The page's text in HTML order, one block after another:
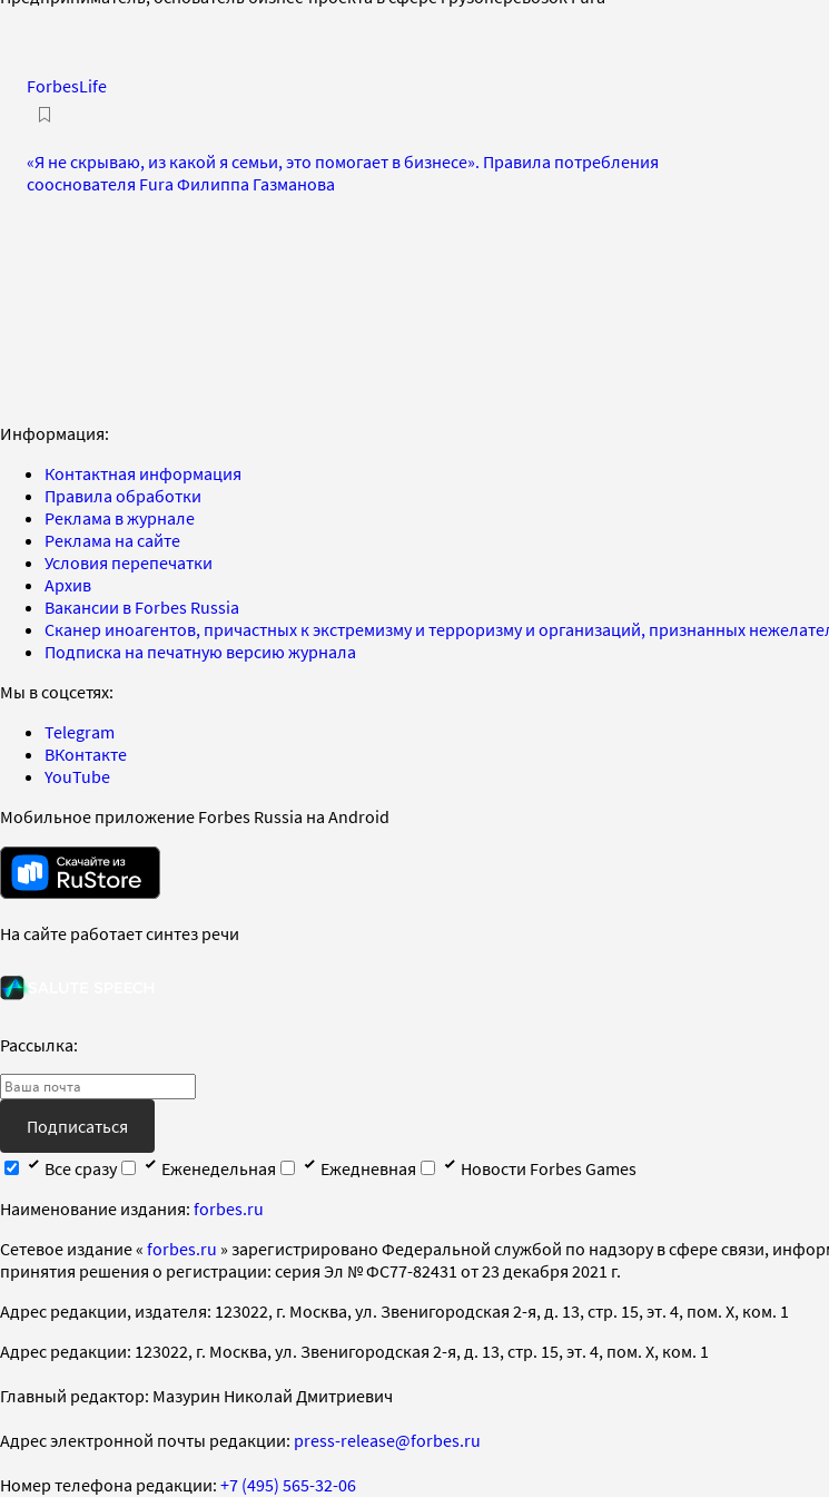
ForbesLife
«Я не скрываю, из какой я семьи, это помогает в бизнесе». Правила потребления
сооснователя Fura Филиппа Газманова
Информация:
Контактная информация
Правила обработки
Реклама в журнале
Реклама на сайте
Условия перепечатки
Архив
Вакансии в Forbes Russia
Сканер иноагентов, причастных к экстремизму и терроризму и организаций, признанных
Подписка на печатную версию журнала
Мы в соцсетях:
Telegram
ВКонтакте
YouTube
Мобильное приложение Forbes Russia на Android
На сайте работает синтез речи
Рассылка:
Подписаться
Все сразу
Еженедельная Ежедневная
Новости Forbes Games
Наименование издания: forbes.ru
Cетевое издание « forbes.ru » зарегистрировано Федеральной службой по надзору в сфере связи,
принятия решения о регистрации: серия Эл № ФС77-82431 от 23 декабря 2021 г.
Адрес редакции, издателя: 123022, г. Москва, ул. Звенигородская 2-я, д. 13, стр. 15, эт. 4, пом. X, ком. 1
Адрес редакции: 123022, г. Москва, ул. Звенигородская 2-я, д. 13, стр. 15, эт. 4, пом. X, ком. 1
Главный редактор: Мазурин Николай Дмитриевич
Адрес электронной почты редакции: press-release@forbes.ru
Номер телефона редакции: +7 (495) 565-32-06